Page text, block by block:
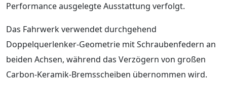
Performance ausgelegte Ausstattung verfolgt.
Das Fahrwerk verwendet durchgehend
Doppelquerlenker-Geometrie mit Schraubenfedern an
beiden Achsen, während das Verzögern von großen
Carbon-Keramik-Bremsscheiben übernommen wird.